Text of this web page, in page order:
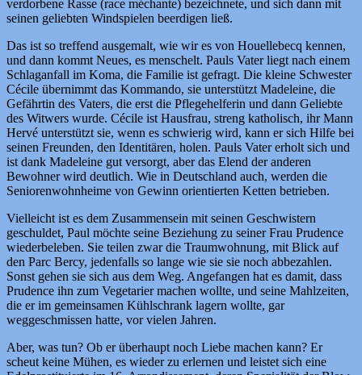
verdorbene Rasse (race méchante) bezeichnete, und sich dann mit
seinen geliebten Windspielen beerdigen ließ.
Das ist so treffend ausgemalt, wie wir es von Houellebecq kennen,
und dann kommt Neues, es menschelt. Pauls Vater liegt nach einem
Schlaganfall im Koma, die Familie ist gefragt. Die kleine Schwester
Cécile übernimmt das Kommando, sie unterstützt Madeleine, die
Gefährtin des Vaters, die erst die Pflegehelferin und dann Geliebte
des Witwers wurde. Cécile ist Hausfrau, streng katholisch, ihr Mann
Hervé unterstützt sie, wenn es schwierig wird, kann er sich Hilfe bei
seinen Freunden, den Identitären, holen. Pauls Vater erholt sich und
ist dank Madeleine gut versorgt, aber das Elend der anderen
Bewohner wird deutlich. Wie in Deutschland auch, werden die
Seniorenwohnheime von Gewinn orientierten Ketten betrieben.
Vielleicht ist es dem Zusammensein mit seinen Geschwistern
geschuldet, Paul möchte seine Beziehung zu seiner Frau Prudence
wiederbeleben. Sie teilen zwar die Traumwohnung, mit Blick auf
den Parc Bercy, jedenfalls so lange wie sie sie noch abbezahlen.
Sonst gehen sie sich aus dem Weg. Angefangen hat es damit, dass
Prudence ihn zum Vegetarier machen wollte, und seine Mahlzeiten,
die er im gemeinsamen Kühlschrank lagern wollte, gar
weggeschmissen hatte, vor vielen Jahren.
Aber, was tun? Ob er überhaupt noch Liebe machen kann? Er
scheut keine Mühen, es wieder zu erlernen und leistet sich eine